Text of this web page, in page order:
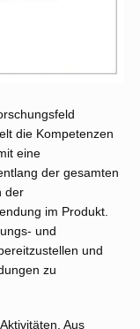
die Kompetenzen
eine
der gesamten
der
im Produkt.
und
und
zu
Aus